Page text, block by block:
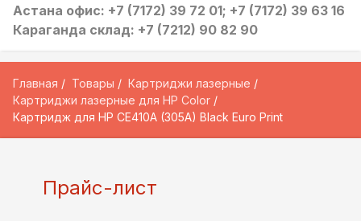
Астана офис: +7 (7172) 39 72 01; +7 (7172) 39 63 16
Караганда склад: +7 (7212) 90 82 90
Главная Товары
Картриджи лазерные
Картриджи лазерные для HP Color
Картридж для HP CE410A (305A) Black Euro Print
Прайс-лист